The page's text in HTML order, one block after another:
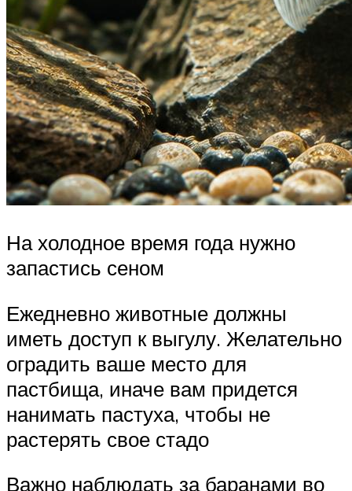
На холодное время года нужно
запастись сеном
Ежедневно животные должны
иметь доступ к выгулу. Желательно
оградить ваше место для
пастбища, иначе вам придется
нанимать пастуха, чтобы не
растерять свое стадо
Важно наблюдать за баранами во